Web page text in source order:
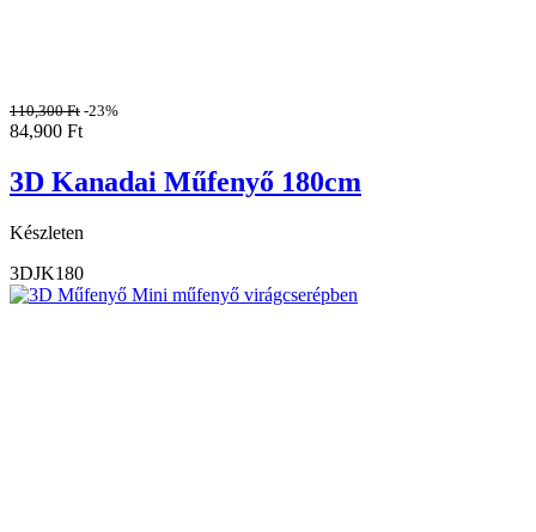
110,300Ft -23%
84,900 Ft
3D Kanadai Műfenyő 180cm
Készleten
3DJK180